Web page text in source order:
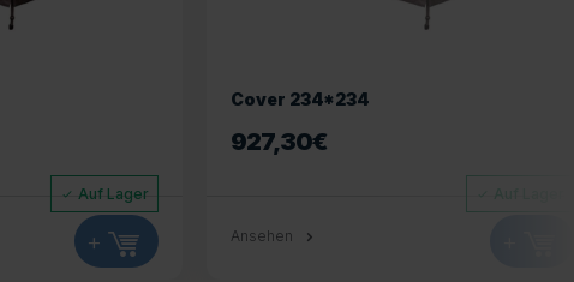
Auf Lager
+
Cover 234*234
927,30€
Ansehen